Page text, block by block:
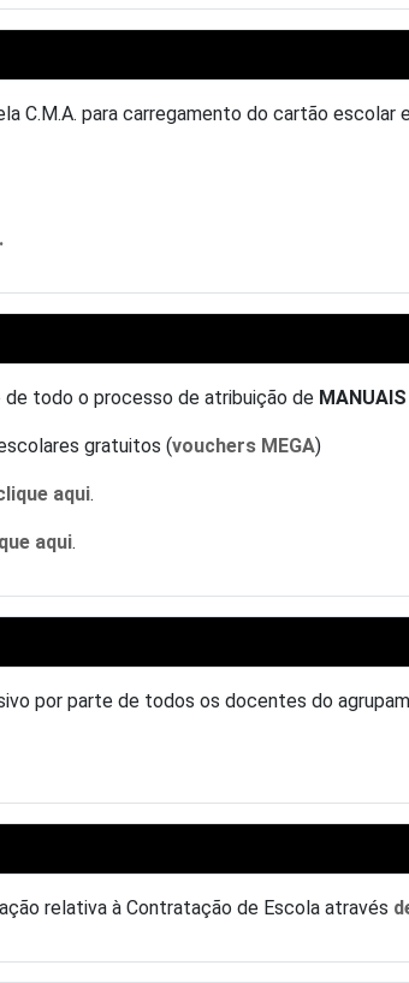
C.M.A. para carregamento do cartão escolar
todo o processo de atribuição de
gratuitos (vouchers MEGA)
aqui.
aqui.
por parte de todos os docentes do
relativa à Contratação de Escola através